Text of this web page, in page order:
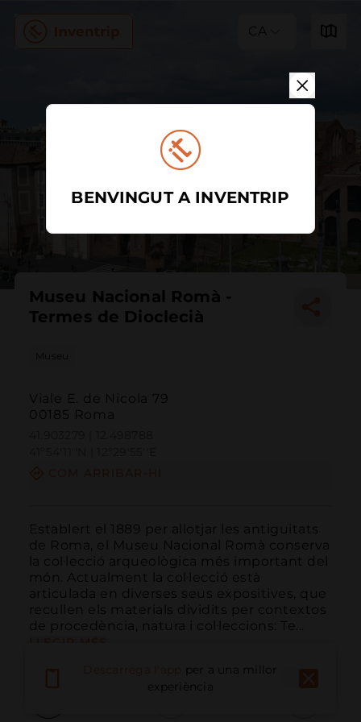
CA
Museu Nacional Romà -
Termes de Dioclecià
Museu
Viale E. de Nicola 79
00185 Roma
Establert el 1889 per allotjar les antiguitats
de Roma, el Museu Nacional Romà conserva
la col·lecció arqueològica més important del
món. Actualment la col·lecció està
articulada en diverses seus expositives, que
recullen els materials dividits per contextos
de procedència, natura i col·leccions: Te...
per a una millor
experiència
BENVINGUT A INVENTRIP